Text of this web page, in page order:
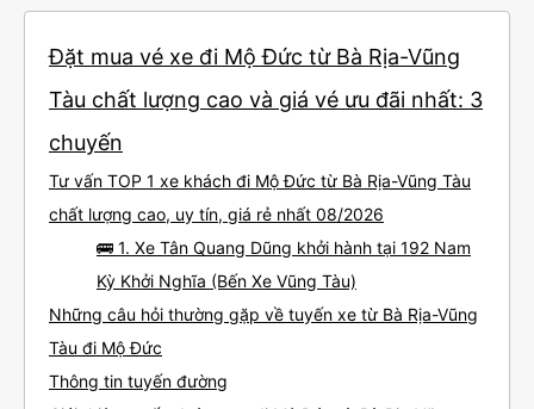
Đặt mua vé xe đi Mộ Đức từ Bà Rịa-Vũng
Tàu chất lượng cao và giá vé ưu đãi nhất: 3
chuyến
Tư vấn TOP 1 xe khách đi Mộ Đức từ Bà Rịa-Vũng Tàu
chất lượng cao, uy tín, giá rẻ nhất 08/2026
🚌 1. Xe Tân Quang Dũng khởi hành tại 192 Nam
Kỳ Khởi Nghĩa (Bến Xe Vũng Tàu)
Những câu hỏi thường gặp về tuyến xe từ Bà Rịa-Vũng
Tàu đi Mộ Đức
Thông tin tuyến đường